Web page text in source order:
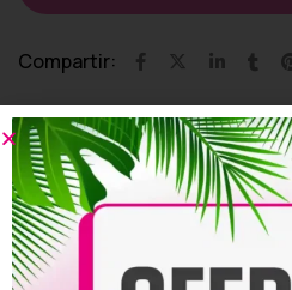
Compartir:
Productos